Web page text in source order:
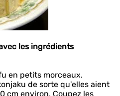
les ingrédients
en petits morceaux.
de sorte qu'elles aient
cm environ. Coupez les